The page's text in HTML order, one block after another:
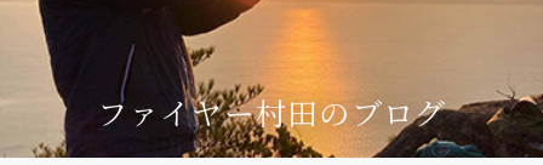
ファイヤー村田のブログ